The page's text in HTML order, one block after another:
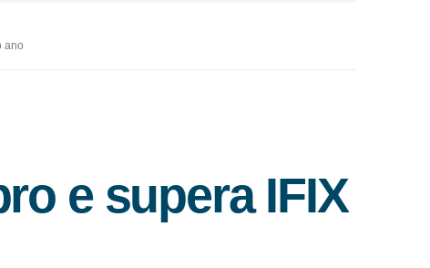
ano
e supera IFIX